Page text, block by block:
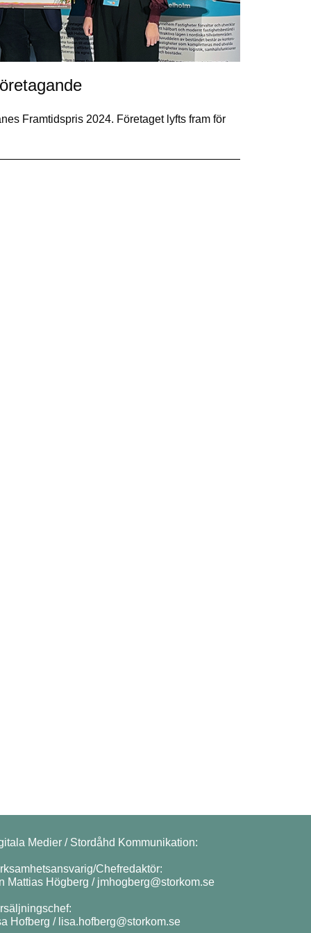
Framtidspris 2024. Företaget lyfts fram för
Medier / Stordåhd Kommunikation:
Chefredaktör:
Mattias Högberg / jmhogberg@storkom.se
Hofberg / lisa.hofberg@storkom.se